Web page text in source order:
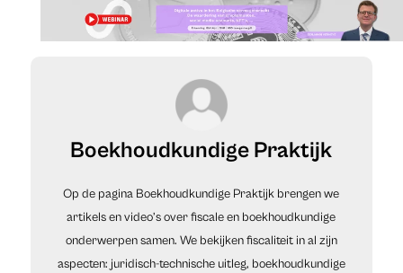
Boekhoudkundige Praktijk
Op de pagina Boekhoudkundige Praktijk brengen we
artikels en video’s over fiscale en boekhoudkundige
onderwerpen samen. We bekijken fiscaliteit in al zijn
aspecten: juridisch-technische uitleg, boekhoudkundige